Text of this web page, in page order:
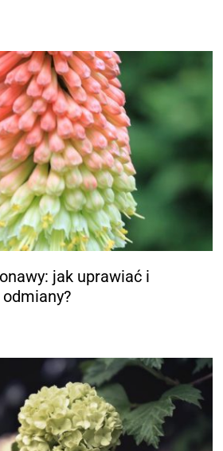
jak uprawiać i